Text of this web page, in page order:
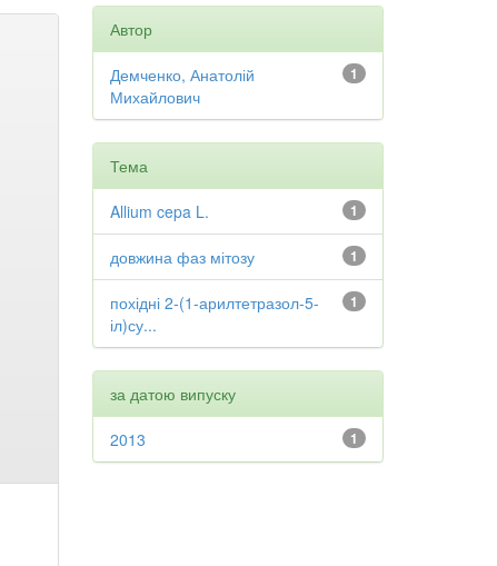
Автор
1
Демченко, Анатолій
Михайлович
Тема
1
Allium cepa L.
1
довжина фаз мітозу
1
похідні 2-(1-арилтетразол-5-
іл)су...
за датою випуску
1
2013